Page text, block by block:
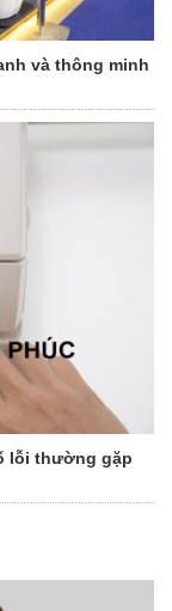
và thông minh
lỗi thường gặp